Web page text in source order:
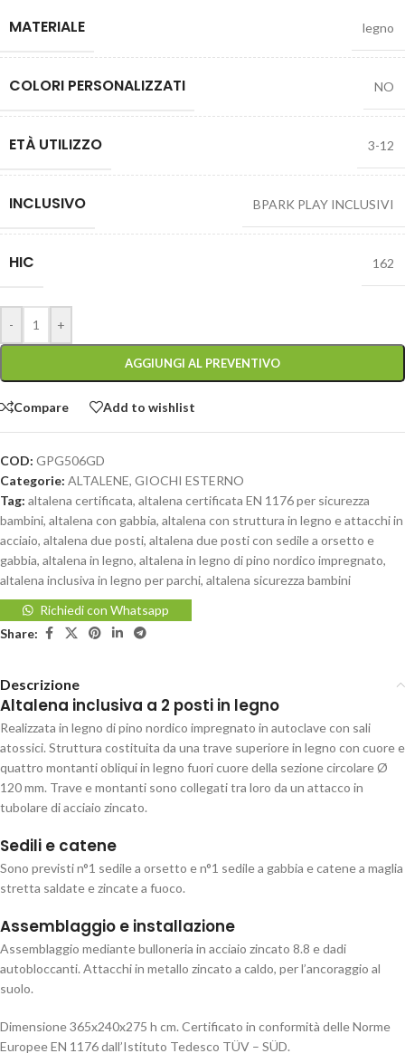
MATERIALE legno
COLORI PERSONALIZZATI NO
ETÀ UTILIZZO 3-12
INCLUSIVO BPARK PLAY INCLUSIVI
HIC 162
- +
AGGIUNGI AL PREVENTIVO
Compare Add to wishlist
COD: GPG506GD
Categorie: ALTALENE, GIOCHI ESTERNO
Tag: altalena certificata, altalena certificata EN 1176 per sicurezza
bambini, altalena con gabbia, altalena con struttura in legno e attacchi in
acciaio, altalena due posti, altalena due posti con sedile a orsetto e
gabbia, altalena in legno, altalena in legno di pino nordico impregnato,
altalena inclusiva in legno per parchi, altalena sicurezza bambini
Richiedi con Whatsapp
Share:
Descrizione
Altalena inclusiva a 2 posti in legno
Realizzata in legno di pino nordico impregnato in autoclave con sali
atossici. Struttura costituita da una trave superiore in legno con cuore e
quattro montanti obliqui in legno fuori cuore della sezione circolare Ø
120 mm. Trave e montanti sono collegati tra loro da un attacco in
tubolare di acciaio zincato.
Sedili e catene
Sono previsti n°1 sedile a orsetto e n°1 sedile a gabbia e catene a maglia
stretta saldate e zincate a fuoco.
Assemblaggio e installazione
Assemblaggio mediante bulloneria in acciaio zincato 8.8 e dadi
autobloccanti. Attacchi in metallo zincato a caldo, per l’ancoraggio al
suolo.
Dimensione 365x240x275 h cm. Certificato in conformità delle Norme
Europee EN 1176 dall’Istituto Tedesco TÜV – SÜD.